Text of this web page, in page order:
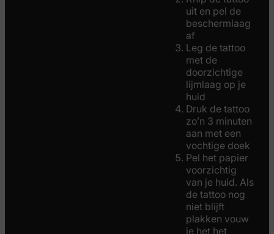
uit en pel de
beschermlaag
af
Leg de tattoo
met de
doorzichtige
lijmlaag op je
huid
Druk de tattoo
zo’n 3 minuten
aan met een
vochtige doek
Pel het papier
voorzichtig
van je huid. Als
de tattoo nog
niet blijft
plakken vouw
je het het